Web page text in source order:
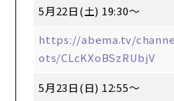
5月22日(土) 19:30～
https://abema.tv/
ots/CLcKXoBSzRUbjV
5月23日(日) 12:55～